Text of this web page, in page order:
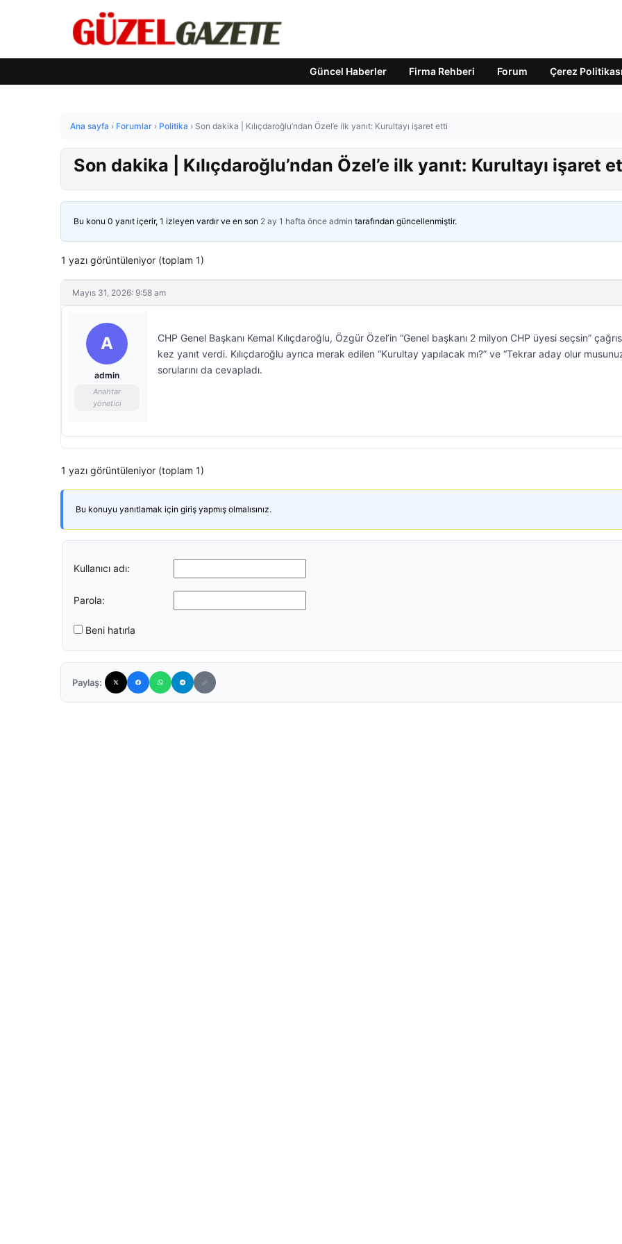
Güncel Haberler Firma Rehberi Forum Çerez Politikası
Ana sayfa › Forumlar › Politika › Son dakika | Kılıçdaroğlu’ndan Özel’e ilk yanıt: Kurultayı işaret etti
Son dakika | Kılıçdaroğlu’ndan Özel’e ilk yanıt: Kurultayı işaret
Bu konu 0 yanıt içerir, 1 izleyen vardır ve en son 2 ay 1 hafta önce admin tarafından güncellenmiştir.
1 yazı görüntüleniyor (toplam 1)
Mayıs 31, 2026: 9:58 am
A
admin
Anahtar
yönetici
CHP Genel Başkanı Kemal Kılıçdaroğlu, Özgür Özel’in “Genel başkanı 2 milyon CHP üyesi seçsin”
kez yanıt verdi. Kılıçdaroğlu ayrıca merak edilen “Kurultay yapılacak mı?” ve “Tekrar aday olur
sorularını da cevapladı.
1 yazı görüntüleniyor (toplam 1)
Bu konuyu yanıtlamak için giriş yapmış olmalısınız.
Kullanıcı adı:
Parola:
Beni hatırla
Paylaş: